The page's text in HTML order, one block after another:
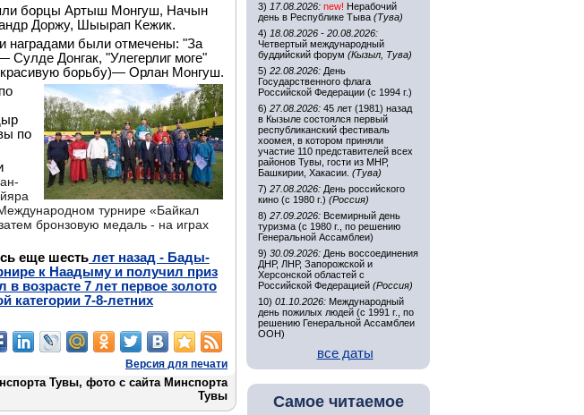
борцы Артыш Монгуш, Начын
Доржу, Шыырап Кежик.
наградами были отмечены: "За
Сулде Донгак, "Улегерлиг моге"
красивую борьбу)— Орлан Монгуш.
по
турнире «Байкал
бронзовую медаль - на играх
еще шесть лет назад - Бады-
к Наадыму и получил приз
в возрасте 7 лет первое золото
категории 7-8-летних
Версия для печати
Тувы, фото с сайта Минспорта
Тувы
3) 17.08.2026: new! Нерабочий
день в Республике Тыва (Тува)
4) 18.08.2026 - 20.08.2026:
Четвертый международный
буддийский форум (Кызыл, Тува)
5) 22.08.2026: День
Государственного флага
Российской Федерации (с 1994 г.)
6) 27.08.2026: 45 лет (1981) назад
в Кызыле состоялся первый
республиканский фестиваль
хоомея, в котором приняли
участие 110 представителей всех
районов Тувы, гости из МНР,
Башкирии, Хакасии. (Тува)
7) 27.08.2026: День российского
кино (с 1980 г.) (Россия)
8) 27.09.2026: Всемирный день
туризма (с 1980 г., по решению
Генеральной Ассамблеи)
9) 30.09.2026: День воссоединения
ДНР, ЛНР, Запорожской и
Херсонской областей с
Российской Федерацией (Россия)
10) 01.10.2026: Международный
день пожилых людей (с 1991 г., по
решению Генеральной Ассамблеи
ООН)
все даты
Самое читаемое